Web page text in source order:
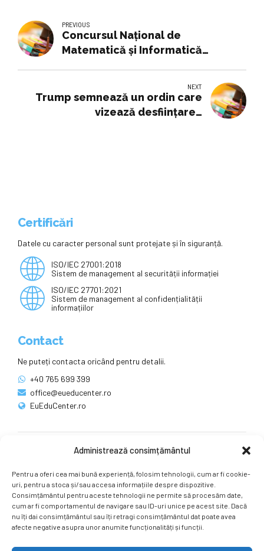
Administrează consimțământul
Pentru a oferi cea mai bună experiență, folosim tehnologii, cum ar fi cookie-
uri, pentru a stoca și/sau accesa informațiile despre dispozitive.
Consimțământul pentru aceste tehnologii ne permite să procesăm date,
cum ar fi comportamentul de navigare sau ID-uri unice pe acest site. Dacă
nu îți dai consimțământul sau îți retragi consimțământul dat poate avea
afecte negative asupra unor anumite funcționalități și funcții.
PREVIOUS
Concursul Naţional de
Matematică și Informatică
NEXT
Trump semnează un ordin care
vizează desființarea
Certificări
Datele cu caracter personal sunt protejate și în siguranță.
ISO/IEC 27001:2018
Sistem de management al securității informației
ISO/IEC 27701:2021
Sistem de management al confidențialității
informațiilor
Contact
Ne puteți contacta oricând pentru detalii.
+40 765 699 399
office@eueducenter.ro
EuEduCenter.ro
Ne puteți găsi și pe rețelele sociale.